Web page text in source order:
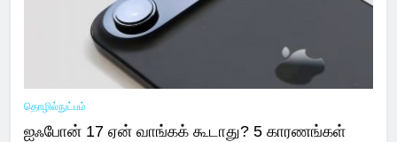
தொழில்நுட்பம்
ஐஃபோன் 17 ஏன் வாங்கக் கூடாது? 5 காரணங்கள்